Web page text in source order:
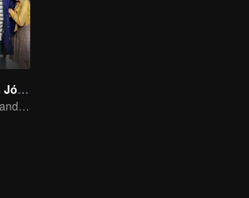
Cuando Éramos Jóvenes
90's Genius Boy and Sassy girl